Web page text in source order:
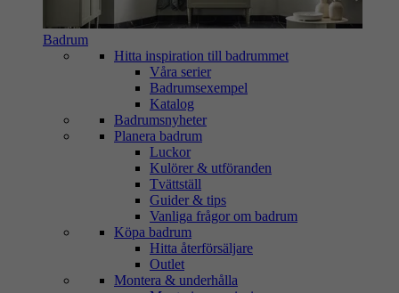
Badrum
Hitta inspiration till badrummet
Våra serier
Badrumsexempel
Katalog
Badrumsnyheter
Planera badrum
Luckor
Kulörer & utföranden
Tvättställ
Guider & tips
Vanliga frågor om badrum
Köpa badrum
Hitta återförsäljare
Outlet
Montera & underhålla